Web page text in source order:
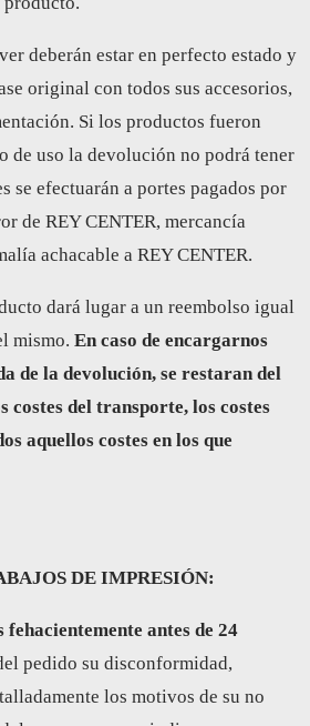
deberán estar en perfecto estado y
original con todos sus accesorios,
Si los productos fueron
de uso la devolución no podrá tener
se efectuarán a portes pagados por
de REY CENTER, mercancía
achacable a REY CENTER.
dará lugar a un reembolso igual
mismo. En caso de encargarnos
de la devolución, se restaran del
costes del transporte, los costes
aquellos costes en los que
DE IMPRESIÓN:
antes de 24
pedido su disconformidad,
los motivos de su no